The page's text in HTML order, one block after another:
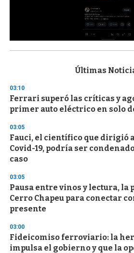
s
d
s
o
f
3
s
e
c
o
d
s
Últimas
03:10
Ferrari superó las críticas y
primer auto eléctrico en solo
03:05
Fauci, el científico que dirigió a
Covid-19, podría ser
caso
03:05
Pausa entre vinos y lectura, la
Cerro Chapeu para conectar
presente
03:00
Fideicomiso ferroviario: la
impulsa el gobierno y que la